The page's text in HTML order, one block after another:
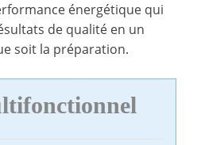
énergétique qui
de qualité en un
soit la préparation.